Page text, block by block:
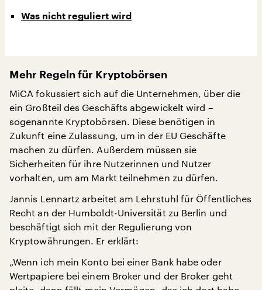
Was nicht reguliert wird
Mehr Regeln für Kryptobörsen
MiCA fokussiert sich auf die Unternehmen, über die
ein Großteil des Geschäfts abgewickelt wird –
sogenannte Kryptobörsen. Diese benötigen in
Zukunft eine Zulassung, um in der EU Geschäfte
machen zu dürfen. Außerdem müssen sie
Sicherheiten für ihre Nutzerinnen und Nutzer
vorhalten, um am Markt teilnehmen zu dürfen.
Jannis Lennartz arbeitet am Lehrstuhl für Öffentliches
Recht an der Humboldt-Universität zu Berlin und
beschäftigt sich mit der Regulierung von
Kryptowährungen. Er erklärt:
„Wenn ich mein Konto bei einer Bank habe oder
Wertpapiere bei einem Broker und der Broker geht